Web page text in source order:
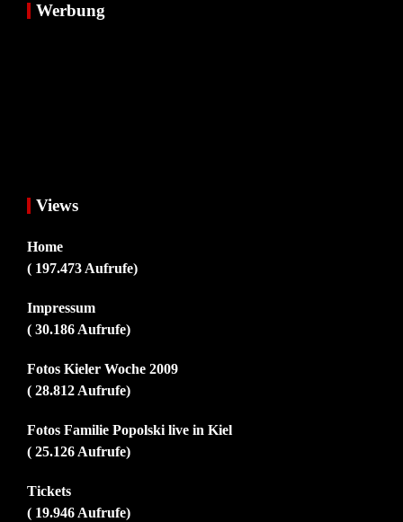
Werbung
Views
Home
( 197.473 Aufrufe)
Impressum
( 30.186 Aufrufe)
Fotos Kieler Woche 2009
( 28.812 Aufrufe)
Fotos Familie Popolski live in Kiel
( 25.126 Aufrufe)
Tickets
( 19.946 Aufrufe)